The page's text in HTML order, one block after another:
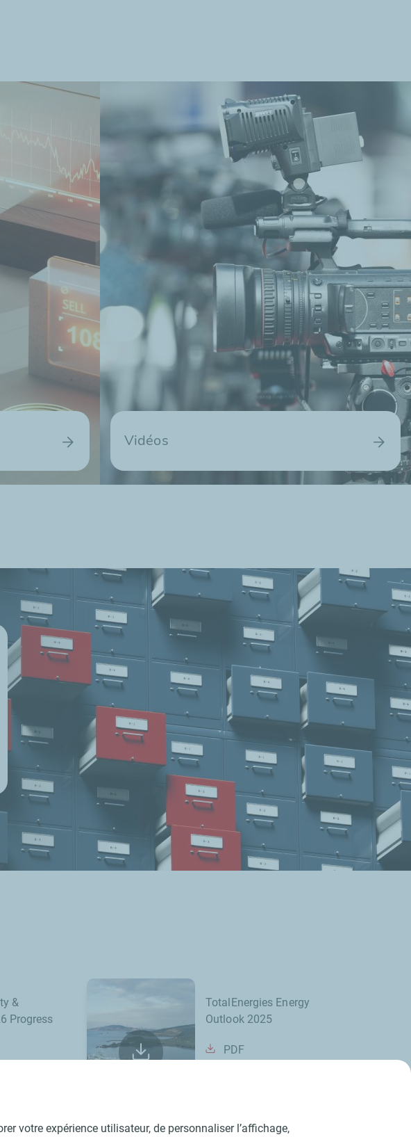
Vidéos
&
Progress
TotalEnergies Energy
Outlook 2025
PDF
votre expérience utilisateur, de personnaliser l’affichage,